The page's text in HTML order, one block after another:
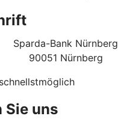
Sparda-Bank Nürnberg
90051 Nürnberg
Sie uns